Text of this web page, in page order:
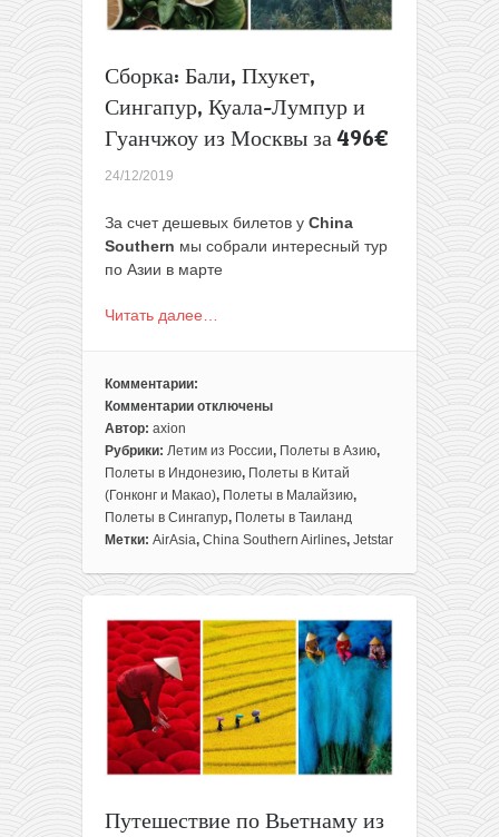
туда-
Сборка: Бали, Пхукет,
Сингапур, Куала-Лумпур и
Гуанчжоу из Москвы за 496€
24/12/2019
За счет дешевых билетов у China
Southern мы собрали интересный тур
по Азии в марте
Читать далее…
Комментарии:
Комментарии
к
записи
Сборка:
Бали,
Пхукет,
Сингапур,
Лумпур
Гуанчжоу
из
Москвы
за
496€
отключены
Автор: axion
Рубрики: Летим из России, Полеты в Азию,
Полеты в Индонезию, Полеты в Китай
(Гонконг и Макао), Полеты в Малайзию,
Полеты в Сингапур, Полеты в Таиланд
Метки: AirAsia, China Southern Airlines, Jetstar
Путешествие по Вьетнаму из